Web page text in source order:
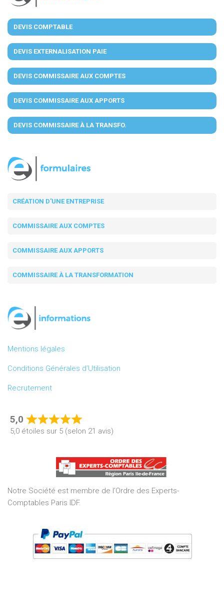
DEVIS COMPTABLE
DEVIS EXTERNALISATION PAIE
DEVIS COMMISSAIRE AUX COMPTES
DEVIS COMMISSAIRE AUX APPORTS
DEVIS COMMISSAIRE À LA TRANSFO.
CRÉATION D'UNE ENTREPRISE
COMMISSAIRE AUX COMPTES
COMMISSAIRE AUX APPORTS
COMMISSAIRE À LA TRANSFORMATION
Mentions légales
Conditions Générales d’Utilisation
Recrutement
5,0
Rated
of
5
5,0 étoiles sur 5 (selon 21 avis)
Notre Société est membre de l’Ordre des Experts-
Comptables Paris IDF.